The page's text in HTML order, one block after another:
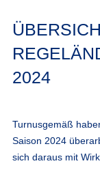
2024
Turnusgemäß
Saison 2024
sich daraus mit